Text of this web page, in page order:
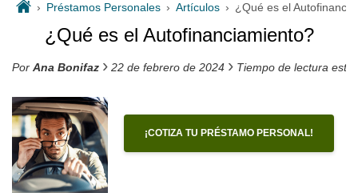
› Préstamos Personales › Artículos › ¿Qué es el
¿Qué es el Autofinanciamiento?
Por Ana Bonifaz › 22 de febrero de 2024 › Tiempo de lectura
¡COTIZA TU PRÉSTAMO PERSONAL!